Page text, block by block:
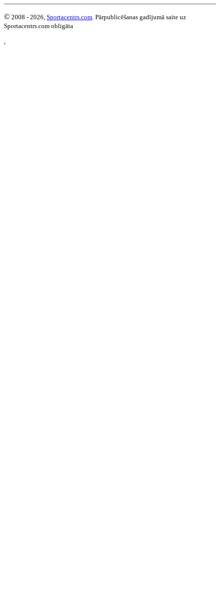
© 2008 - 2026, Sportacentrs.com. Pārpublicēšanas gadījumā saite uz
Sportacentrs.com obligāta